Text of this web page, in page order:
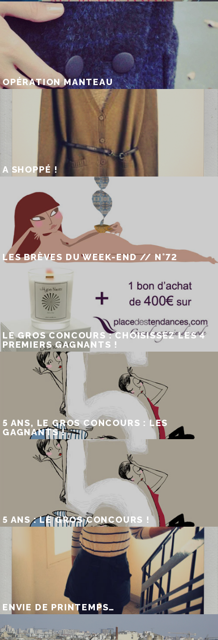
OPÉRATION MANTEAU
A SHOPPÉ !
LES BRÈVES DU WEEK-END // N°72
LE GROS CONCOURS : CHOISISSEZ LES 4
PREMIERS GAGNANTS !
5 ANS, LE GROS CONCOURS : LES
GAGNANTS !
5 ANS : LE GROS CONCOURS !
ENVIE DE PRINTEMPS…